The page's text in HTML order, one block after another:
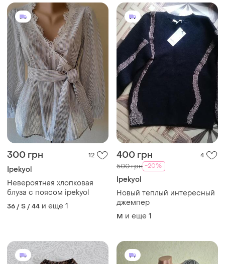
300 грн 12
Ipekyol
Невероятная хлопковая
блуза с поясом ipekyol
36 / S / 44 и еще 1
400 грн 4
500 грн -20%
Ipekyol
Новый теплый интересный
джемпер
M и еще 1